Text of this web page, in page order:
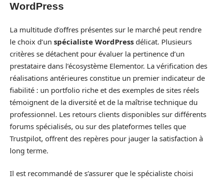
WordPress
La multitude d’offres présentes sur le marché peut rendre
le choix d’un spécialiste WordPress délicat. Plusieurs
critères se détachent pour évaluer la pertinence d’un
prestataire dans l’écosystème Elementor. La vérification des
réalisations antérieures constitue un premier indicateur de
fiabilité : un portfolio riche et des exemples de sites réels
témoignent de la diversité et de la maîtrise technique du
professionnel. Les retours clients disponibles sur différents
forums spécialisés, ou sur des plateformes telles que
Trustpilot, offrent des repères pour jauger la satisfaction à
long terme.
Il est recommandé de s’assurer que le spécialiste choisi